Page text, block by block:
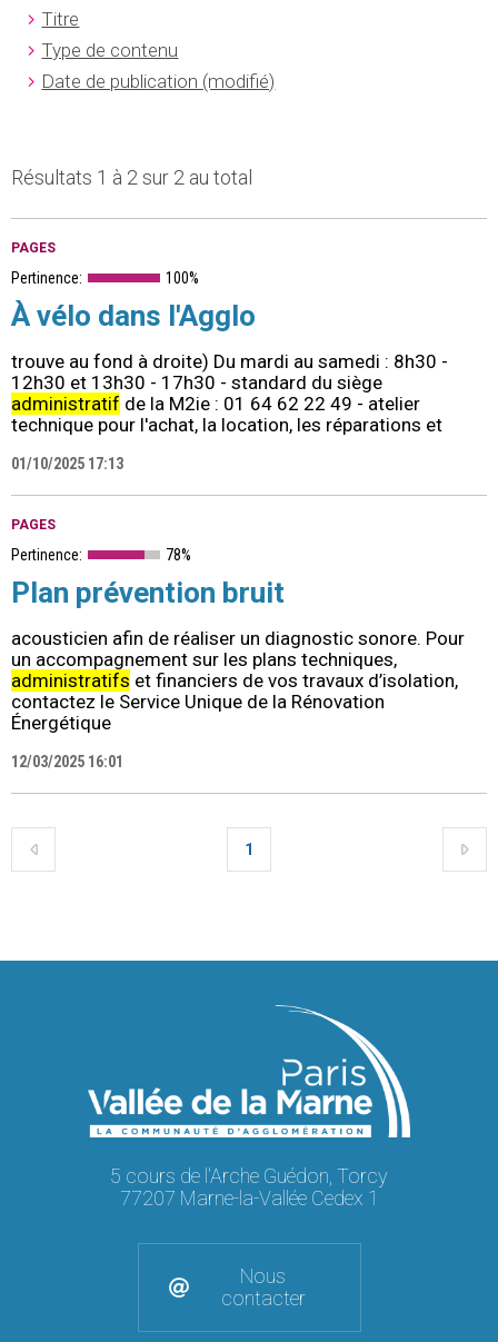
Titre
Type de contenu
Date de publication (modifié)
Résultats 1 à 2 sur 2 au total
PAGES
Pertinence: 100%
À vélo dans l'Agglo
trouve au fond à droite) Du mardi au samedi : 8h30 -
12h30 et 13h30 - 17h30 - standard du siège
administratif de la M2ie : 01 64 62 22 49 - atelier
technique pour l'achat, la location, les réparations et
01/10/2025 17:13
PAGES
Pertinence: 78%
Plan prévention bruit
acousticien afin de réaliser un diagnostic sonore. Pour
un accompagnement sur les plans techniques,
administratifs et financiers de vos travaux d’isolation,
contactez le Service Unique de la Rénovation
Énergétique
12/03/2025 16:01
1
5 cours de l'Arche Guédon, Torcy
77207 Marne-la-Vallée Cedex 1
Nous
contacter